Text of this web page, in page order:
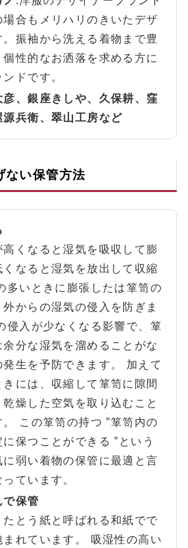
場合もメリハリのきいたデザ
振袖から洗える着物まで豊
性的なお洒落を求める方に
ドです。
彦、銀座きしや、久保耕、窪
源兵衛、翠山工房など
ない保管方法
くなると湿気を吸収して膨
なると湿気を放出して収縮
多いときに膨張したは箪笥の
からの湿気の侵入を防ぎま
侵入が少なくなる影響で、箪
分な湿気を溜めることがな
発生を予防できます。 加えて
には、収縮して箪笥に隙間
燥した空気を取り込むこと
この箪笥の持つ ”箪笥内の
保つことができる ”という
弱い着物の保管に最適と言
ています。
で保管
とう紙と呼ばれる和紙でで
まれています。 吸湿性の高い